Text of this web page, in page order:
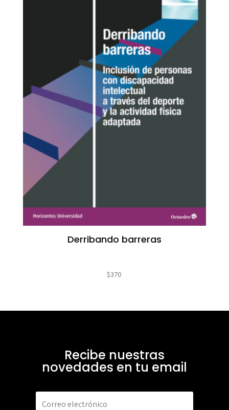
Derribando barreras
$370
Recibe nuestras
novedades en tu email